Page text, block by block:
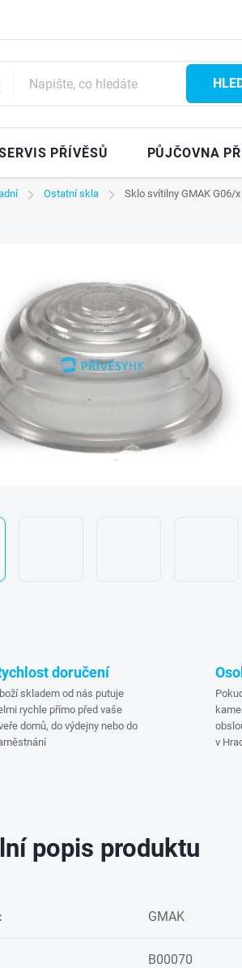
PŘÍVĚSŮ PŮJČOVNA
Ostatní skla Sklo svítilny GMAK G06/
doručení
skladem od nás putuje
rychle přímo před vaše
domů, do výdejny nebo do
v
popis produktu
GMAK
B00070